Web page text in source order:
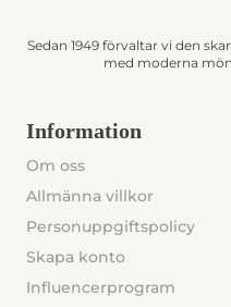
Sedan 1949 förvaltar vi den
med moderna
Information
Om oss
Allmänna villkor
Personuppgiftspolicy
Skapa konto
Influencerprogram